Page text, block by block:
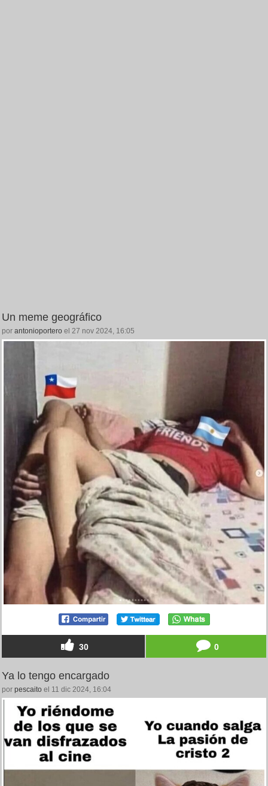
Un meme geográfico
por antonioportero el 27 nov 2024, 16:05
30 0
Ya lo tengo encargado
por pescaito el 11 dic 2024, 16:04